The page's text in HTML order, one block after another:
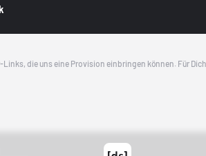
Links, die uns eine Provision einbringen können. Für